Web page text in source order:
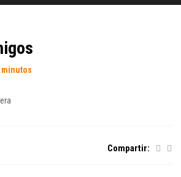
minutos
Compartir: